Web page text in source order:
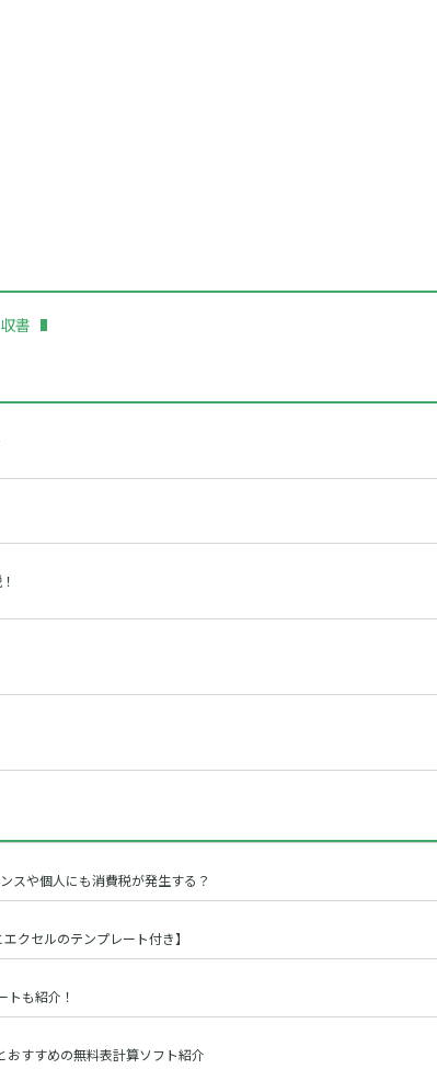
書
スや個人にも消費税が発生する？
クセルのテンプレート付き】
トも紹介！
すすめの無料表計算ソフト紹介